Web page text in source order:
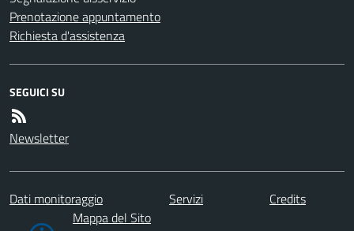
Prenotazione appuntamento
Richiesta d'assistenza
SEGUICI SU
Newsletter
Dati monitoraggio Servizi
Credits
Mappa del Sito